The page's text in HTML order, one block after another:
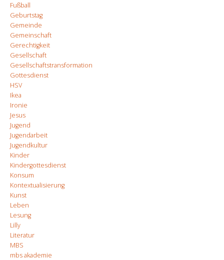
Fußball
Geburtstag
Gemeinde
Gemeinschaft
Gerechtigkeit
Gesellschaft
Gesellschaftstransformation
Gottesdienst
HSV
Ikea
Ironie
Jesus
Jugend
Jugendarbeit
Jugendkultur
Kinder
Kindergottesdienst
Konsum
Kontextualisierung
Kunst
Leben
Lesung
Lilly
Literatur
MBS
mbs akademie